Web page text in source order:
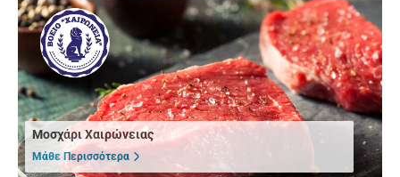
Μοσχάρι Χαιρώνειας
Μάθε Περισσότερα